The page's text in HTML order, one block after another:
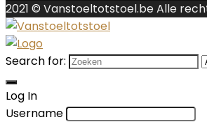
2021 © Vanstoeltotstoel.be Alle
Search for:
Log In
Username